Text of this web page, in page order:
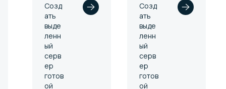
Созд
ать
выде
ленн
ый
серв
ер
готов
ой
Созд
ать
выде
ленн
ый
серв
ер
готов
ой